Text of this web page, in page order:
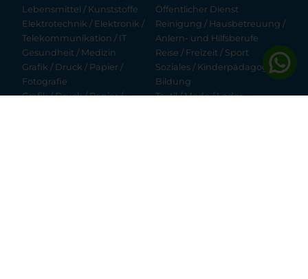
Lebensmittel / Kunststoffe
Elektrotechnik / Elektronik /
Telekommunikation / IT
Gesundheit / Medizin
Grafik / Druck / Papier /
Fotografie
Grafik / Druck / Papier /
Öffentlicher Dienst
Reinigung / Hausbetreuung /
Anlern- und Hilfsberufe
Reise / Freizeit / Sport
Soziales / Kinderpädagogik /
Bildung
Textil / Mode / Leder